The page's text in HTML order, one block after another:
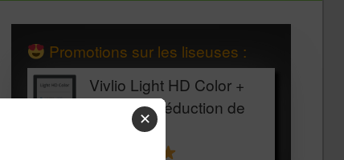
Promotions sur les liseuses :
Vivlio Light HD Color +
HOUSSE réduction de
✕